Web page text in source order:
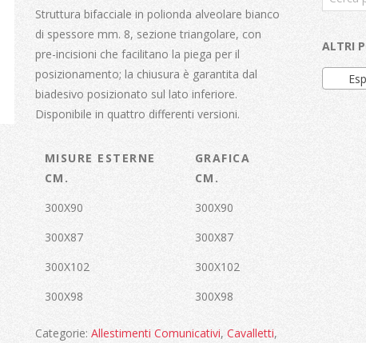
Struttura bifacciale in polionda alveolare bianco
di spessore mm. 8, sezione triangolare, con
pre-incisioni che facilitano la piega per il
posizionamento; la chiusura è garantita dal
biadesivo posizionato sul lato inferiore.
Disponibile in quattro differenti versioni.
MISURE ESTERNE
CM.
GRAFICA
CM.
300X90
300X90
300X87
300X87
300X102
300X102
300X98
300X98
Categorie: Allestimenti Comunicativi, Cavalletti,
ALTRI